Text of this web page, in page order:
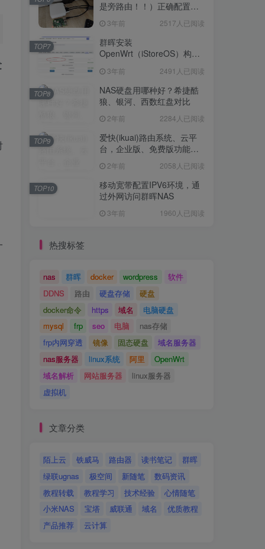
是旁路由！！）正确配置方
法，性能测试 —— 破解迷思
3年前 2517人已阅读
群晖安装
OpenWrt（iStoreOS）构建
3年前 2491人已阅读
TOP7
NAS硬盘用哪种好？希捷酷
狼、银河、西数红盘对比
2年前 2284人已阅读
TOP8
爱快(ikuai)路由系统、云平
台，企业版、免费版功能对
2年前 2058人已阅读
TOP9
移动宽带配置IPV6环境，通
过外网访问群晖NAS
3年前 1960人已阅读
TOP10
热搜标签
nas 群晖 docker wordpress
软件
DDNS
路由 硬盘存储
硬盘
docker命令
https 域名
电脑硬盘
mysql
frp seo 电脑
nas存储
frp内网穿透
镜像 固态硬盘
域名服务器
nas服务器
linux系统 阿里
OpenWrt
域名解析
网站服务器
linux服务器
虚拟机
文章分类
陌上云 铁威马 路由器 读书笔记
群晖
绿联ugnas
极空间 新随笔
数码资讯
教程转载
教程学习 技术经验
心情随笔
小米NAS
宝塔 威联通 域名
优质教程
产品推荐
云计算
3年前 2737人已阅读
Openwrt 作为旁路网关（不
是旁路由！！）正确配置方
法，性能测试 —— 破解迷思
3年前 2517人已阅读
群晖安装
OpenWrt（iStoreOS）构建
旁路由配置
3年前 2491人已阅读
NAS硬盘用哪种好？希捷酷
狼、银河、西数红盘对比
2年前 2284人已阅读
爱快(ikuai)路由系统、云平
台，企业版、免费版功能对
比2年前 2058人已阅读
移动宽带配置IPV6环境，通